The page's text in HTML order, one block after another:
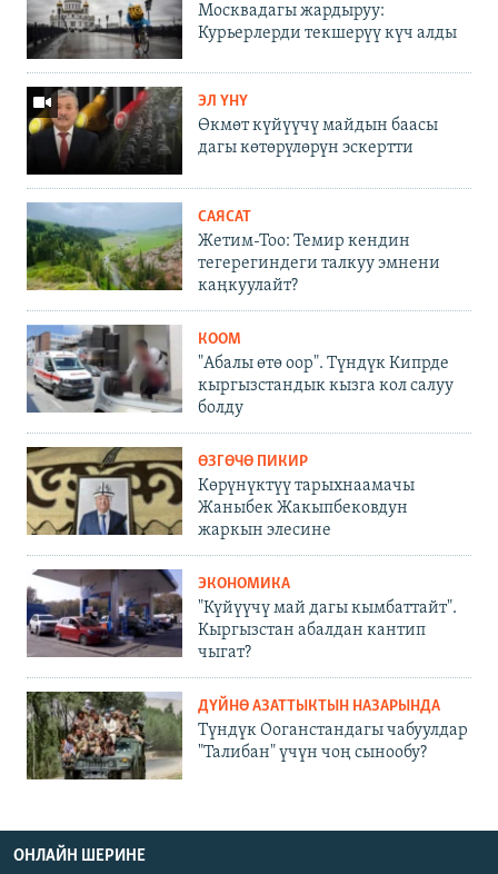
Москвадагы жардыруу:
Курьерлерди текшерүү күч алды
ЭЛ ҮНҮ
Өкмөт күйүүчү майдын баасы
дагы көтөрүлөрүн эскертти
САЯСАТ
Жетим-Тоо: Темир кендин
тегерегиндеги талкуу эмнени
каңкуулайт?
КООМ
"Абалы өтө оор". Түндүк Кипрде
кыргызстандык кызга кол салуу
болду
ӨЗГӨЧӨ ПИКИР
Көрүнүктүү тарыхнаамачы
Жаныбек Жакыпбековдун
жаркын элесине
ЭКОНОМИКА
"Күйүүчү май дагы кымбаттайт".
Кыргызстан абалдан кантип
чыгат?
ДҮЙНӨ АЗАТТЫКТЫН НАЗАРЫНДА
Түндүк Ооганстандагы чабуулдар
"Талибан" үчүн чоң сынообу?
ОНЛАЙН ШЕРИНЕ